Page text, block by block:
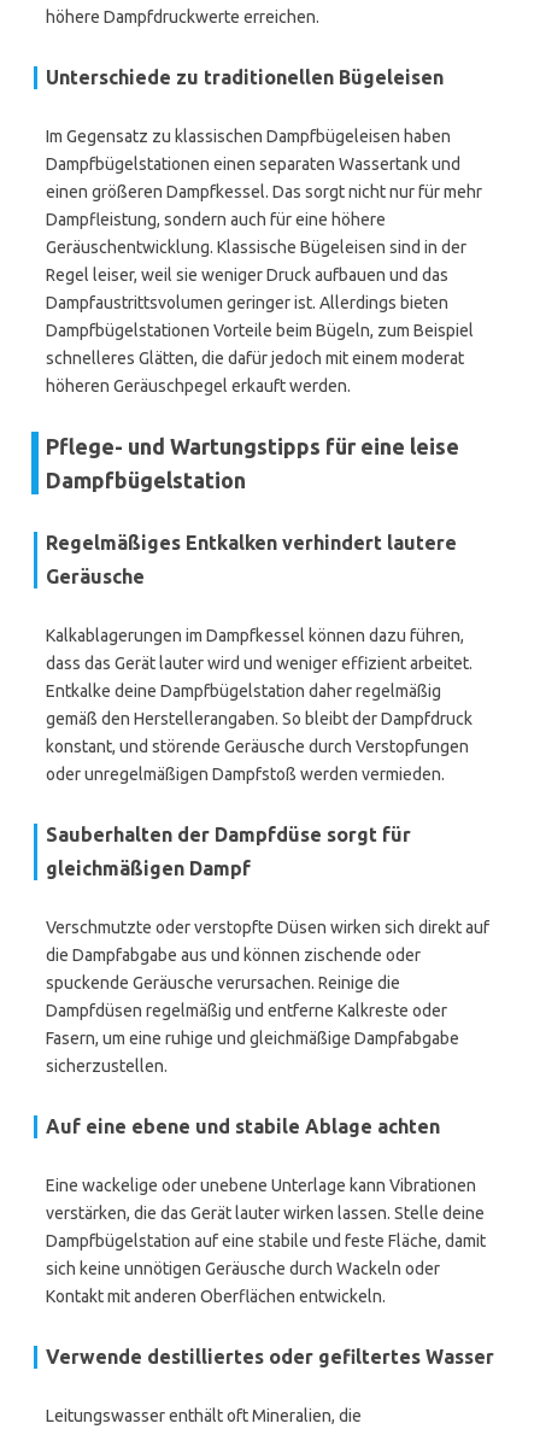
höhere Dampfdruckwerte erreichen.
Unterschiede zu traditionellen Bügeleisen
Im Gegensatz zu klassischen Dampfbügeleisen haben
Dampfbügelstationen einen separaten Wassertank und
einen größeren Dampfkessel. Das sorgt nicht nur für mehr
Dampfleistung, sondern auch für eine höhere
Geräuschentwicklung. Klassische Bügeleisen sind in der
Regel leiser, weil sie weniger Druck aufbauen und das
Dampfaustrittsvolumen geringer ist. Allerdings bieten
Dampfbügelstationen Vorteile beim Bügeln, zum Beispiel
schnelleres Glätten, die dafür jedoch mit einem moderat
höheren Geräuschpegel erkauft werden.
Pflege- und Wartungstipps für eine leise
Dampfbügelstation
Regelmäßiges Entkalken verhindert lautere
Geräusche
Kalkablagerungen im Dampfkessel können dazu führen,
dass das Gerät lauter wird und weniger effizient arbeitet.
Entkalke deine Dampfbügelstation daher regelmäßig
gemäß den Herstellerangaben. So bleibt der Dampfdruck
konstant, und störende Geräusche durch Verstopfungen
oder unregelmäßigen Dampfstoß werden vermieden.
Sauberhalten der Dampfdüse sorgt für
gleichmäßigen Dampf
Verschmutzte oder verstopfte Düsen wirken sich direkt auf
die Dampfabgabe aus und können zischende oder
spuckende Geräusche verursachen. Reinige die
Dampfdüsen regelmäßig und entferne Kalkreste oder
Fasern, um eine ruhige und gleichmäßige Dampfabgabe
sicherzustellen.
Auf eine ebene und stabile Ablage achten
Eine wackelige oder unebene Unterlage kann Vibrationen
verstärken, die das Gerät lauter wirken lassen. Stelle deine
Dampfbügelstation auf eine stabile und feste Fläche, damit
sich keine unnötigen Geräusche durch Wackeln oder
Kontakt mit anderen Oberflächen entwickeln.
Verwende destilliertes oder gefiltertes Wasser
Leitungswasser enthält oft Mineralien, die